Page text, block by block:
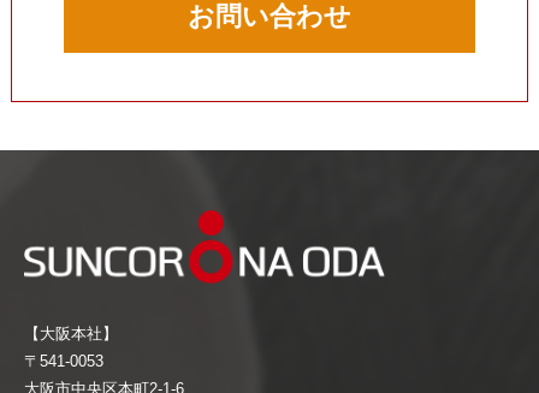
お問い合わせ
【大阪本社】
〒541-0053
大阪市中央区本町2-1-6